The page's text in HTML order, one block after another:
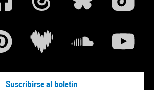
Suscribirse al boletín